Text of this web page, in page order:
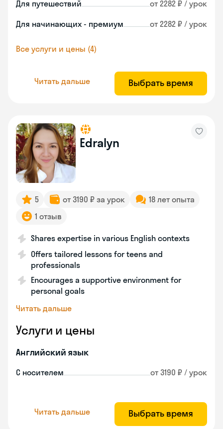
Для путешествий от 2282 ₽ / урок
Для начинающих - премиум от 2282 ₽ / урок
Все услуги и цены (4)
Читать дальше Выбрать время
Edralyn
5 от 3190 ₽ за урок
18 лет опыта
1 отзыв
Shares expertise in various English contexts
Offers tailored lessons for teens and
professionals
Encourages a supportive environment for
personal goals
Читать дальше
Услуги и цены
Английский язык
С носителем от 3190 ₽ / урок
Читать дальше Выбрать время